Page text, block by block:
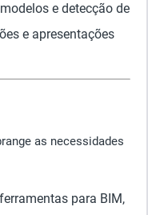
e detecção de
e apresentações
as necessidades
para BIM,